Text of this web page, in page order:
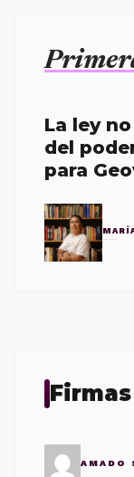
La ley
del
para
AMADO